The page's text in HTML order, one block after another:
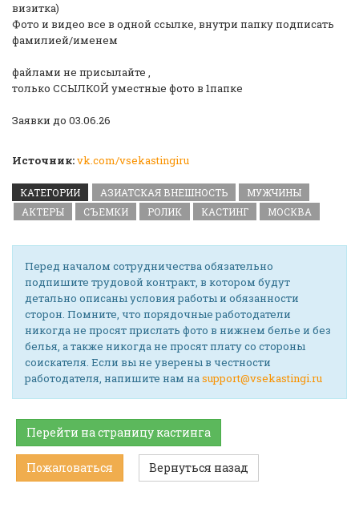
визитка)
Фото и видео все в одной ссылке, внутри папку подписать
фамилией/именем
файлами не присылайте ,
только ССЫЛКОЙ уместные фото в 1папке
Заявки до 03.06.26
Источник:vk.com/vsekastingiru
КАТЕГОРИИ АЗИАТСКАЯ ВНЕШНОСТЬ
МУЖЧИНЫ
АКТЕРЫ
СЪЕМКИ РОЛИК КАСТИНГ МОСКВА
Перед началом сотрудничества обязательно
подпишите трудовой контракт, в котором будут
детально описаны условия работы и обязанности
сторон. Помните, что порядочные работодатели
никогда не просят прислать фото в нижнем белье и без
белья, а также никогда не просят плату со стороны
соискателя. Если вы не уверены в честности
работодателя, напишите нам наsupport@vsekastingi.ru
Перейти на страницу кастинга
Пожаловаться Вернуться назад